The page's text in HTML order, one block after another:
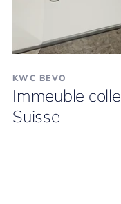
KWC BEVO
Immeuble
Suisse